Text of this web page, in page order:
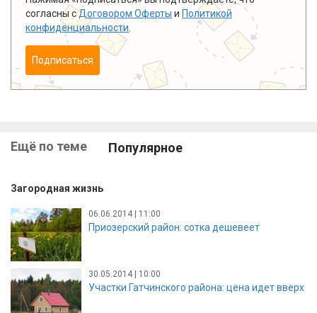
согласны сДоговором Оферты и Политикой
конфиденциальности
Подписаться
Ещё по теме Популярное
Загородная жизнь
06.06.2014 | 11:00
Приозерский район: сотка дешевеет
30.05.2014 | 10:00
Участки Гатчинского района: цена идет вверх